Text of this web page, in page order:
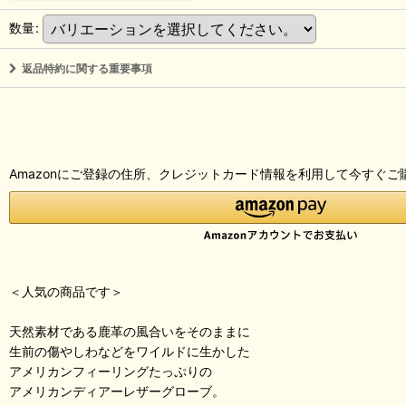
数量:
返品特約に関する重要事項
Amazonにご登録の住所、クレジットカード情報を利用して今すぐご
＜人気の商品です＞
天然素材である鹿革の風合いをそのままに
生前の傷やしわなどをワイルドに生かした
アメリカンフィーリングたっぷりの
アメリカンディアーレザーグローブ。